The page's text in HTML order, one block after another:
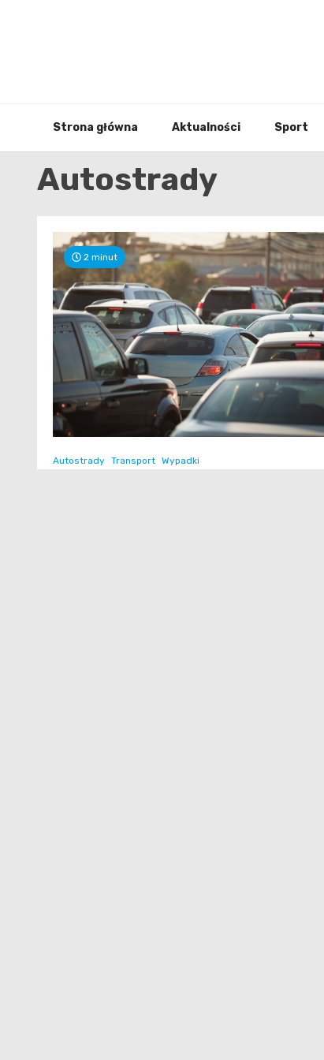
Strona główna Aktualności Sport
Autostrady
2 minut
Autostrady Transport Wypadki